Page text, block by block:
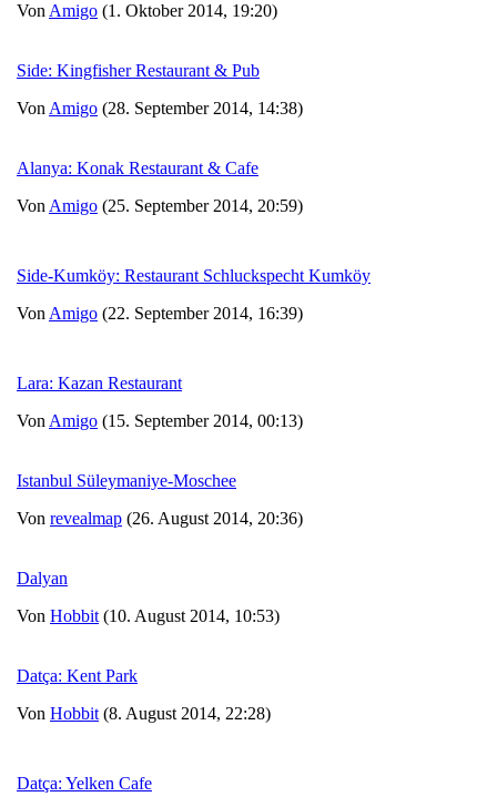
Von Amigo (1. Oktober 2014, 19:20)
Side: Kingfisher Restaurant & Pub
Von Amigo (28. September 2014, 14:38)
Alanya: Konak Restaurant & Cafe
Von Amigo (25. September 2014, 20:59)
Side-Kumköy: Restaurant Schluckspecht Kumköy
Von Amigo (22. September 2014, 16:39)
Lara: Kazan Restaurant
Von Amigo (15. September 2014, 00:13)
Istanbul Süleymaniye-Moschee
Von revealmap (26. August 2014, 20:36)
Dalyan
Von Hobbit (10. August 2014, 10:53)
Datça: Kent Park
Von Hobbit (8. August 2014, 22:28)
Datça: Yelken Cafe